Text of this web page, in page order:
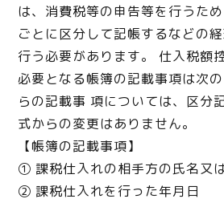
は、消費税等の申告等を行うた
ごとに区分して記帳するなどの
行う必要があります。 仕入税額
必要となる帳簿の記載事項は次
らの記載事 項については、区分
式からの変更はありません。
【帳簿の記載事項】
① 課税仕入れの相手方の氏名又
② 課税仕入れを行った年月日